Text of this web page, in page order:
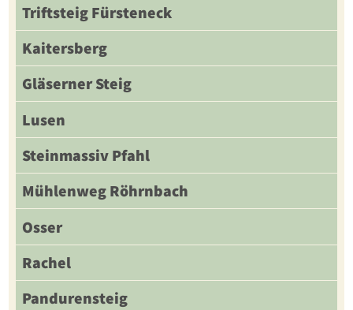
Triftsteig Fürsteneck
Kaitersberg
Gläserner Steig
Lusen
Steinmassiv Pfahl
Mühlenweg Röhrnbach
Osser
Rachel
Pandurensteig